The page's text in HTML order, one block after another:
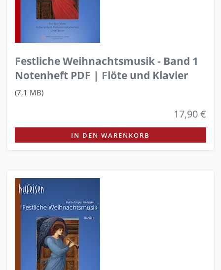
Festliche Weihnachtsmusik - Band 1
Notenheft PDF | Flöte und Klavier
(7,1 MB)
17,90 €
IN DEN WARENKORB